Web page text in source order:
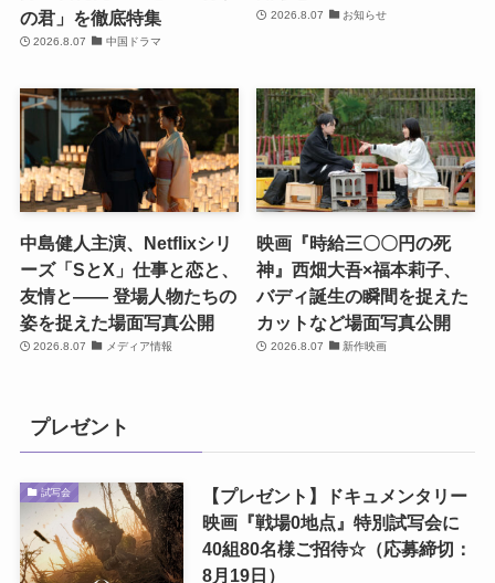
の君」を徹底特集
2026.8.07 中国ドラマ
2026.8.07 お知らせ
中島健人主演、Netflixシリ
ーズ「SとX」仕事と恋と、
友情と―― 登場人物たちの
姿を捉えた場面写真公開
2026.8.07 メディア情報
映画『時給三〇〇円の死
神』西畑大吾×福本莉子、
バディ誕生の瞬間を捉えた
カットなど場面写真公開
2026.8.07 新作映画
プレゼント
試写会
【プレゼント】ドキュメンタリー
映画『戦場0地点』特別試写会に
40組80名様ご招待☆（応募締切：
8月19日）